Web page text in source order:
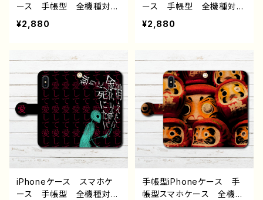
ース 手帳型 全機種対
応 イラスト おしゃれ
病みかわいい メンヘラ
15/14/13/12/11 AQUOS
laxy Android アンドロ
イド ケース 個性的 お
すすめ 人気 イラストレ
ーター クリエイター 絵
師 オリジナル デザイ
ン グッズ タイトル：立ち
入り禁止・カラー黒 作：チ
ノリ
¥2,880
ース 手帳型 全機種対
応 イラスト おしゃれ
病みかわいい メンヘラ
15/14/13/12/11 AQUOS
laxy Android アンドロ
イド ケース 個性的 お
すすめ 人気 イラストレ
ーター クリエイター 絵
師 オリジナル デザイ
ン グッズ タイトル：あい
ころ 作：チノリ
¥2,880
iPhoneケース スマホケ
ース 手帳型 全機種対
手帳型iPhoneケース 手
帳型スマホケース 全機種